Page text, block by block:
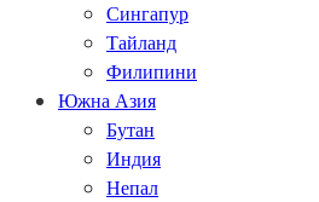
Сингапур
Тайланд
Филипини
Южна Азия
Бутан
Индия
Непал